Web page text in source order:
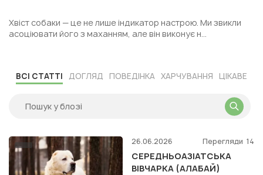
Хвіст собаки — це не лише індикатор настрою. Ми звикли
асоціювати його з маханням, але він виконує н...
ВСІ СТАТТІ ДОГЛЯД ПОВЕДІНКА ХАРЧУВАННЯ ЦІКАВЕ
26.06.2026 Перегляди 14
СЕРЕДНЬОАЗІАТСЬКА
ВІВЧАРКА (АЛАБАЙ)